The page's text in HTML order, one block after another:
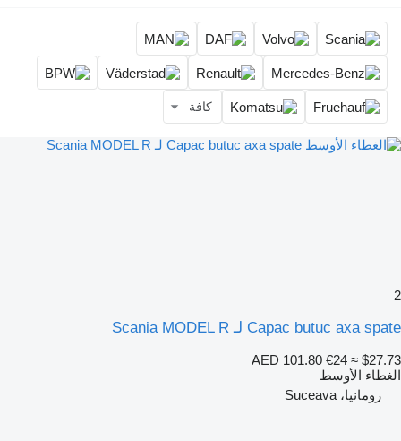
كافة
2
Capac butuc axa spate لـ Scania MODEL R
AED 101.80 €24 ≈ $27.73
الغطاء الأوسط
رومانيا، Suceava